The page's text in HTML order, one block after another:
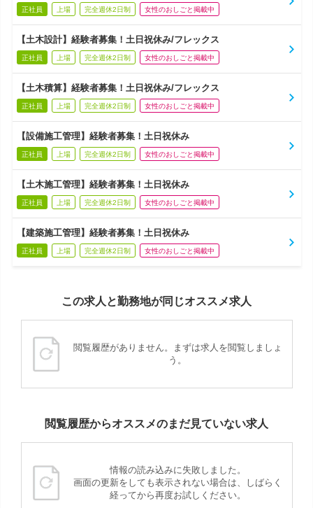
正社員 上場 完全週休2日制 女性のおしごと掲載中
【土木設計】経験者募集！土日祝休み/フレックス
正社員 上場 完全週休2日制 女性のおしごと掲載中
【土木積算】経験者募集！土日祝休み/フレックス
正社員 上場 完全週休2日制 女性のおしごと掲載中
【設備施工管理】経験者募集！土日祝休み
正社員 上場 完全週休2日制 女性のおしごと掲載中
【土木施工管理】経験者募集！土日祝休み
正社員 上場 完全週休2日制 女性のおしごと掲載中
【建築施工管理】経験者募集！土日祝休み
正社員 上場 完全週休2日制 女性のおしごと掲載中
この求人と勤務地が同じオススメ求人
閲覧履歴がありません。まずは求人を閲覧しましょ
う。
閲覧履歴からオススメのまだ見ていない求人
情報の読み込みに失敗しました。
画面の更新をしても表示されない場合は、しばらく
経ってから再度お試しください。